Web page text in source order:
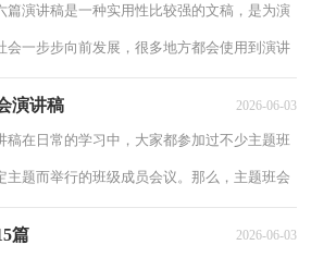
篇演讲稿是一种实用性比较强的文稿，是为演
会一步步向前发展，很多地方都会使用到演讲
演讲稿 2026-06-03
稿在日常的学习中，大家都参加过不少主题班
主题而举行的班级成员会议。那么，主题班会
篇 2026-06-03